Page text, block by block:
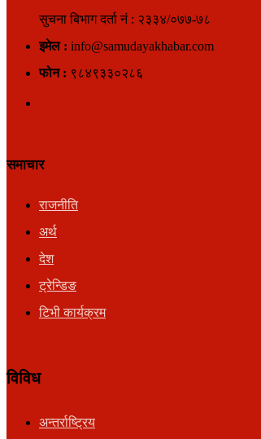
सुचना बिभाग दर्ता नं : २३३४/०७७-७८
इमेल : info@samudayakhabar.com
फोन : ९८४९३३०२८६
समाचार
राजनीति
अर्थ
देश
ट्रेन्डिङ
टिभी कार्यक्रम
विविध
अन्तर्राष्ट्रिय